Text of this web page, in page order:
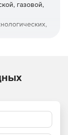
газовой,
с
помогают
и